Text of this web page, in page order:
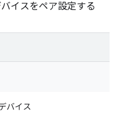
イスをペア設定する
バイス